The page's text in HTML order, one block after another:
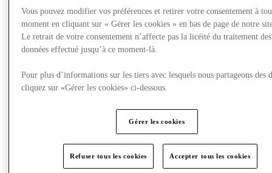
Vous pouvez modifier vos préférences et retirer votre consentement à
moment en cliquant sur « Gérer les cookies » en bas de page de notre
Le retrait de votre consentement n’affecte pas la licéité du traitement des
données effectué jusqu’à ce moment-là.
Pour plus d’informations sur les tiers avec lesquels nous partageons des
cliquez sur «Gérer les cookies» ci-dessous.
Gérer les cookies
Refuser tous les cookies Accepter tous les cookies